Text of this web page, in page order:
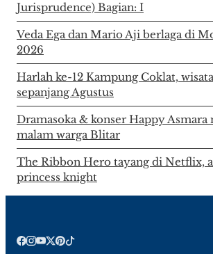
Jurisprudence) Bagian: I
Veda Ega dan Mario Aji berlaga di
2026
Harlah ke-12 Kampung Coklat,
sepanjang Agustus
Dramasoka & konser Happy Asmara
malam warga Blitar
The Ribbon Hero tayang di Netflix,
princess knight